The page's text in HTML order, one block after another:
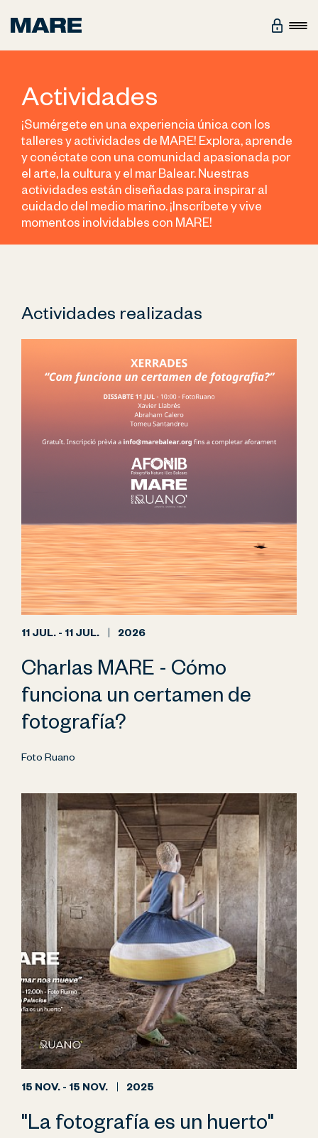
Actividades
¡Sumérgete en una experiencia única con los
talleres y actividades de MARE! Explora, aprende
y conéctate con una comunidad apasionada por
el arte, la cultura y el mar Balear. Nuestras
actividades están diseñadas para inspirar al
cuidado del medio marino. ¡Inscríbete y vive
momentos inolvidables con MARE!
Actividades realizadas
11 JUL. - 11 JUL. 2026
Charlas MARE - Cómo
funciona un certamen de
fotografía?
Foto Ruano
15 NOV. - 15 NOV. 2025
"La fotografía es un huerto"